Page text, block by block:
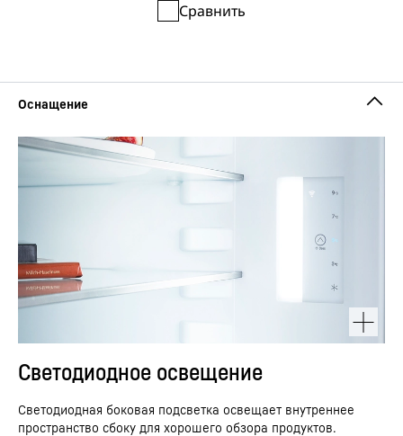
Сравнить
Светодиодное освещение
Светодиодная боковая подсветка освещает внутреннее
пространство сбоку для хорошего обзора продуктов.